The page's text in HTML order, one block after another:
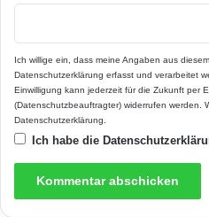
unter www.baufi24.de
Altbauten
Ich willige ein, dass meine Angaben aus
Datenschutzerklärung erfasst und verarbeitet
Einwilligung kann jederzeit für die Zukunft per
(Datenschutzbeauftragter) widerrufen werden.
Datenschutzerklärung.
Ich habe die